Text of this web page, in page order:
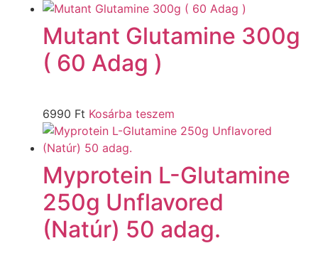
Mutant Glutamine 300g
( 60 Adag )
6990 Ft Kosárba teszem
Myprotein L-Glutamine
250g Unflavored
(Natúr) 50 adag.